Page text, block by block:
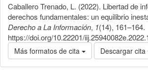
Caballero Trenado, L. (2022). Libertad de
derechos fundamentales: un equilibrio
Derecho a La Información, 1(14), 161–164.
https://doi.org/10.22201/
Más formatos de cita Descargar cita